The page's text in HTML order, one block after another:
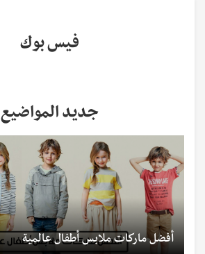
فيس بوك
جديد المواضيع
أفضل ماركات ملابس أطفال عالمية